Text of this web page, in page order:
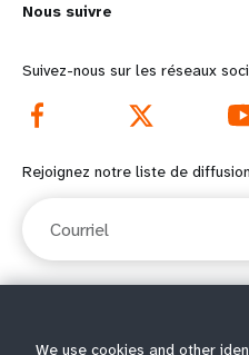
o
r
e
f
o
t
e
d
o
t
e
r
Nous suivre
Suivez-nous sur les réseaux
Rejoignez notre liste de diffusion
We use cookies and other